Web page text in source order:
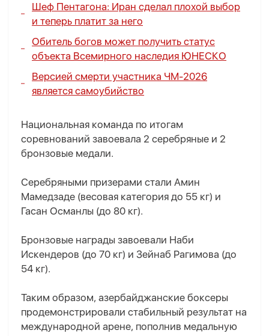
Шеф Пентагона: Иран сделал плохой выбор
и теперь платит за него
Обитель богов может получить статус
объекта Всемирного наследия ЮНЕСКО
Версией смерти участника ЧМ-2026
является самоубийство
Национальная команда по итогам
соревнований завоевала 2 серебряные и 2
бронзовые медали.
Серебряными призерами стали Амин
Мамедзаде (весовая категория до 55 кг) и
Гасан Османлы (до 80 кг).
Бронзовые награды завоевали Наби
Искендеров (до 70 кг) и Зейнаб Рагимова (до
54 кг).
Таким образом, азербайджанские боксеры
продемонстрировали стабильный результат на
международной арене, пополнив медальную